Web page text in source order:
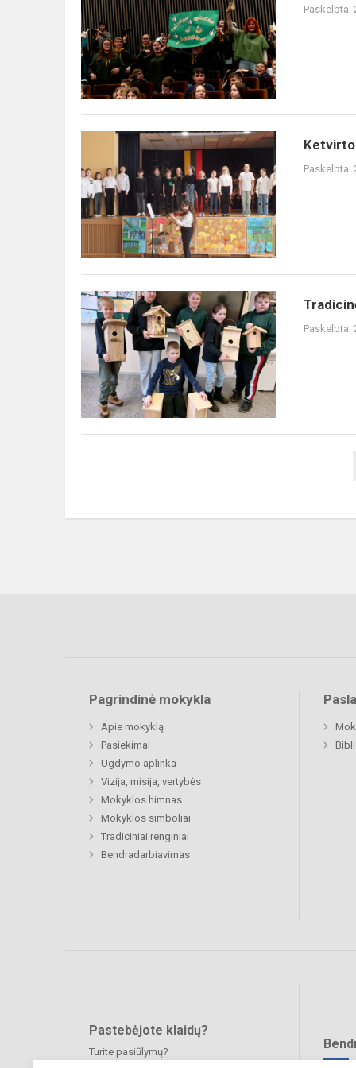
Pasaulinę
vartotojų
dieną
Paskelbta:
Ketvirtokai
projekto
veiklas
Paskelbta:
Tradicinė
šventė
„Paukščiai
grįžta
namo“
Paskelbta:
Pagrindinė mokykla
Apie mokyklą
Pasiekimai
Ugdymo aplinka
Vizija, misija, vertybės
Mokyklos himnas
Mokyklos simboliai
Tradiciniai renginiai
Bendradarbiavimas
Pastebėjote klaidų?
Turite pasiūlymų?